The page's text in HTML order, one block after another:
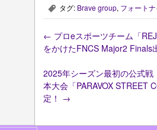
, タグ: Brave group, フォート
← プロeスポーツチーム「
をかけたFNCS Major2 Finals
2025年シーズン最初の公式戦
本大会「PARAVOX STREET
定！ →